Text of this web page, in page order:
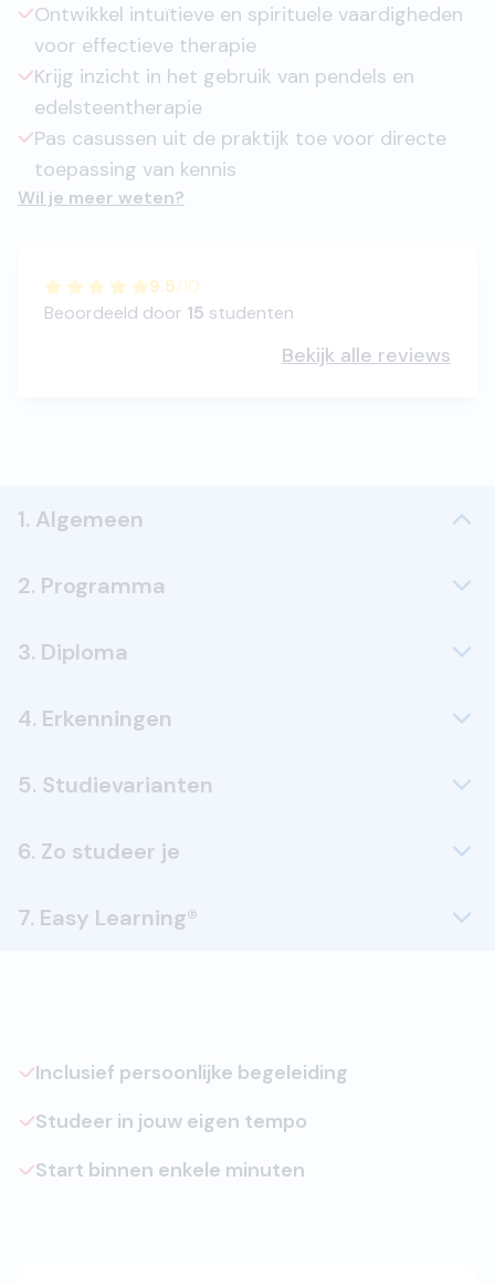
Ontwikkel intuïtieve en spirituele vaardigheden
voor effectieve therapie
Krijg inzicht in het gebruik van pendels en
edelsteentherapie
Pas casussen uit de praktijk toe voor directe
toepassing van kennis
Wil je meer weten?
9.5/10
Beoordeeld door 15 studenten
Bekijk alle reviews
1. Algemeen
2. Programma
3. Diploma
4. Erkenningen
5. Studievarianten
6. Zo studeer je
7. Easy Learning®
Inclusief persoonlijke begeleiding
Studeer in jouw eigen tempo
Start binnen enkele minuten